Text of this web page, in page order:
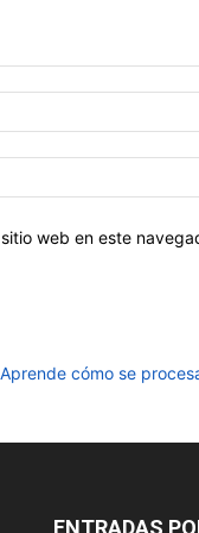
web en este
Aprende cómo se